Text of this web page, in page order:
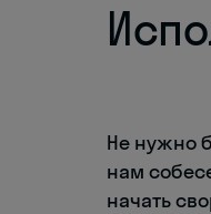
Не нужно
нам
начать